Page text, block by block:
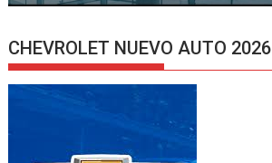
CHEVROLET NUEVO AUTO 2026